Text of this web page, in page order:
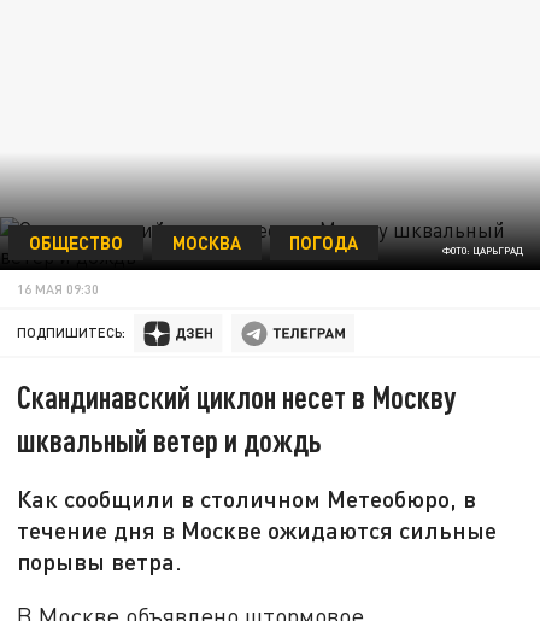
ФОТО: ЦАРЬГРАД
ОБЩЕСТВО МОСКВА ПОГОДА
16 МАЯ 09:30
ПОДПИШИТЕСЬ:
Скандинавский циклон несет в Москву
шквальный ветер и дождь
Как сообщили в столичном Метеобюро, в
течение дня в Москве ожидаются сильные
порывы ветра.
В Москве объявлено штормовое